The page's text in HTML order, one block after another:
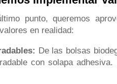
punto, queremos
en realidad:
De las bolsas
con solapa